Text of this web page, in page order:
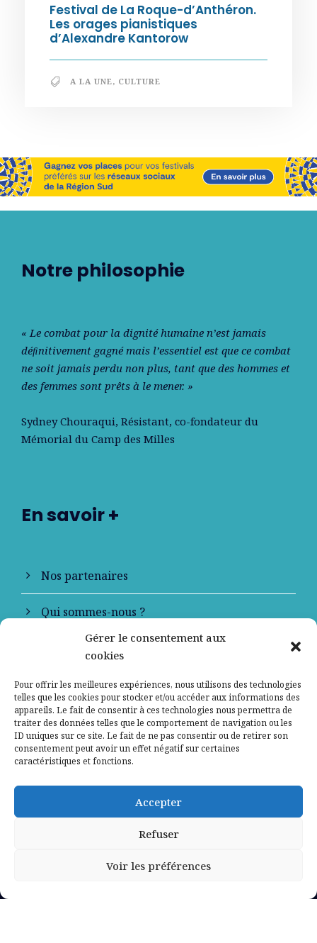
Gérer le consentement aux
cookies
Pour offrir les meilleures expériences, nous utilisons des technologies
telles que les cookies pour stocker et/ou accéder aux informations des
appareils. Le fait de consentir à ces technologies nous permettra de
traiter des données telles que le comportement de navigation ou les
ID uniques sur ce site. Le fait de ne pas consentir ou de retirer son
consentement peut avoir un effet négatif sur certaines
caractéristiques et fonctions.
Accepter
Refuser
Voir les préférences
Festival de La Roque-d’Anthéron.
Les orages pianistiques
d’Alexandre Kantorow
A LA UNE, CULTURE
Notre philosophie
« Le combat pour la dignité humaine n’est jamais
déﬁnitivement gagné mais l’essentiel est que ce combat
ne soit jamais perdu non plus, tant que des hommes et
des femmes sont prêts à le mener. »
Sydney Chouraqui, Résistant, co-fondateur du
Mémorial du Camp des Milles
En savoir +
Nos partenaires
Qui sommes-nous ?
Contactez-nous
Mentions légales
Politique de confidentialité